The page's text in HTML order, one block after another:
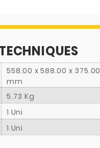
558.00 x 588.00 x 375.00
mm
5.73 Kg
1 Uni
1 Uni